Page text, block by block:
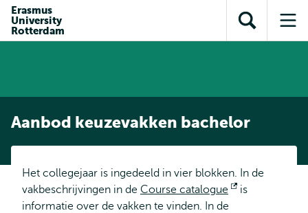
inhoud
Direct naar
subnavigatie
Erasmus
University
Rotterdam
Toon
zoekveld
Aanbod keuzevakken bachelor
Het collegejaar is ingedeeld in vier blokken. In de
vakbeschrijvingen in de Course catalogue
Opent
is
informatie over de vakken te vinden. In de